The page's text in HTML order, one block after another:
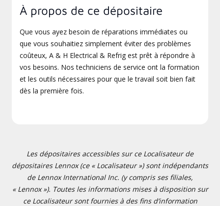
À propos de ce dépositaire
Que vous ayez besoin de réparations immédiates ou
que vous souhaitiez simplement éviter des problèmes
coûteux, A & H Electrical & Refrig est prêt à répondre à
vos besoins. Nos techniciens de service ont la formation
et les outils nécessaires pour que le travail soit bien fait
dès la première fois.
Les dépositaires accessibles sur ce Localisateur de
dépositaires Lennox (ce « Localisateur ») sont indépendants
de Lennox International Inc. (y compris ses filiales,
« Lennox »). Toutes les informations mises à disposition sur
ce Localisateur sont fournies à des fins d’information